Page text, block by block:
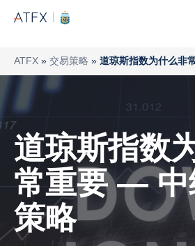
ATFX » 交易策略 » 道琼斯指数为什么非
道琼斯指数
常重要 — 中
策略